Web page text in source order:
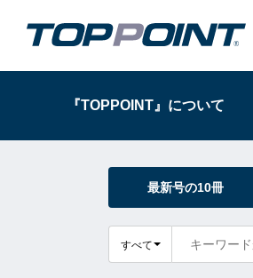
『TOPPOINT』 について
最新号の10冊
すべて